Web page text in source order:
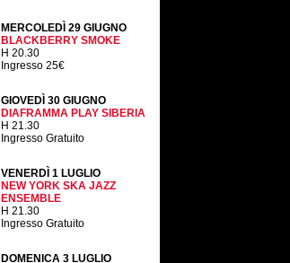
MERCOLEDÌ 29 GIUGNO
BLACKBERRY SMOKE
H 20.30
Ingresso 25€
GIOVEDÌ 30 GIUGNO
DIAFRAMMA PLAY SIBERIA
H 21.30
Ingresso Gratuito
VENERDÌ 1 LUGLIO
NEW YORK SKA JAZZ
ENSEMBLE
H 21.30
Ingresso Gratuito
DOMENICA 3 LUGLIO